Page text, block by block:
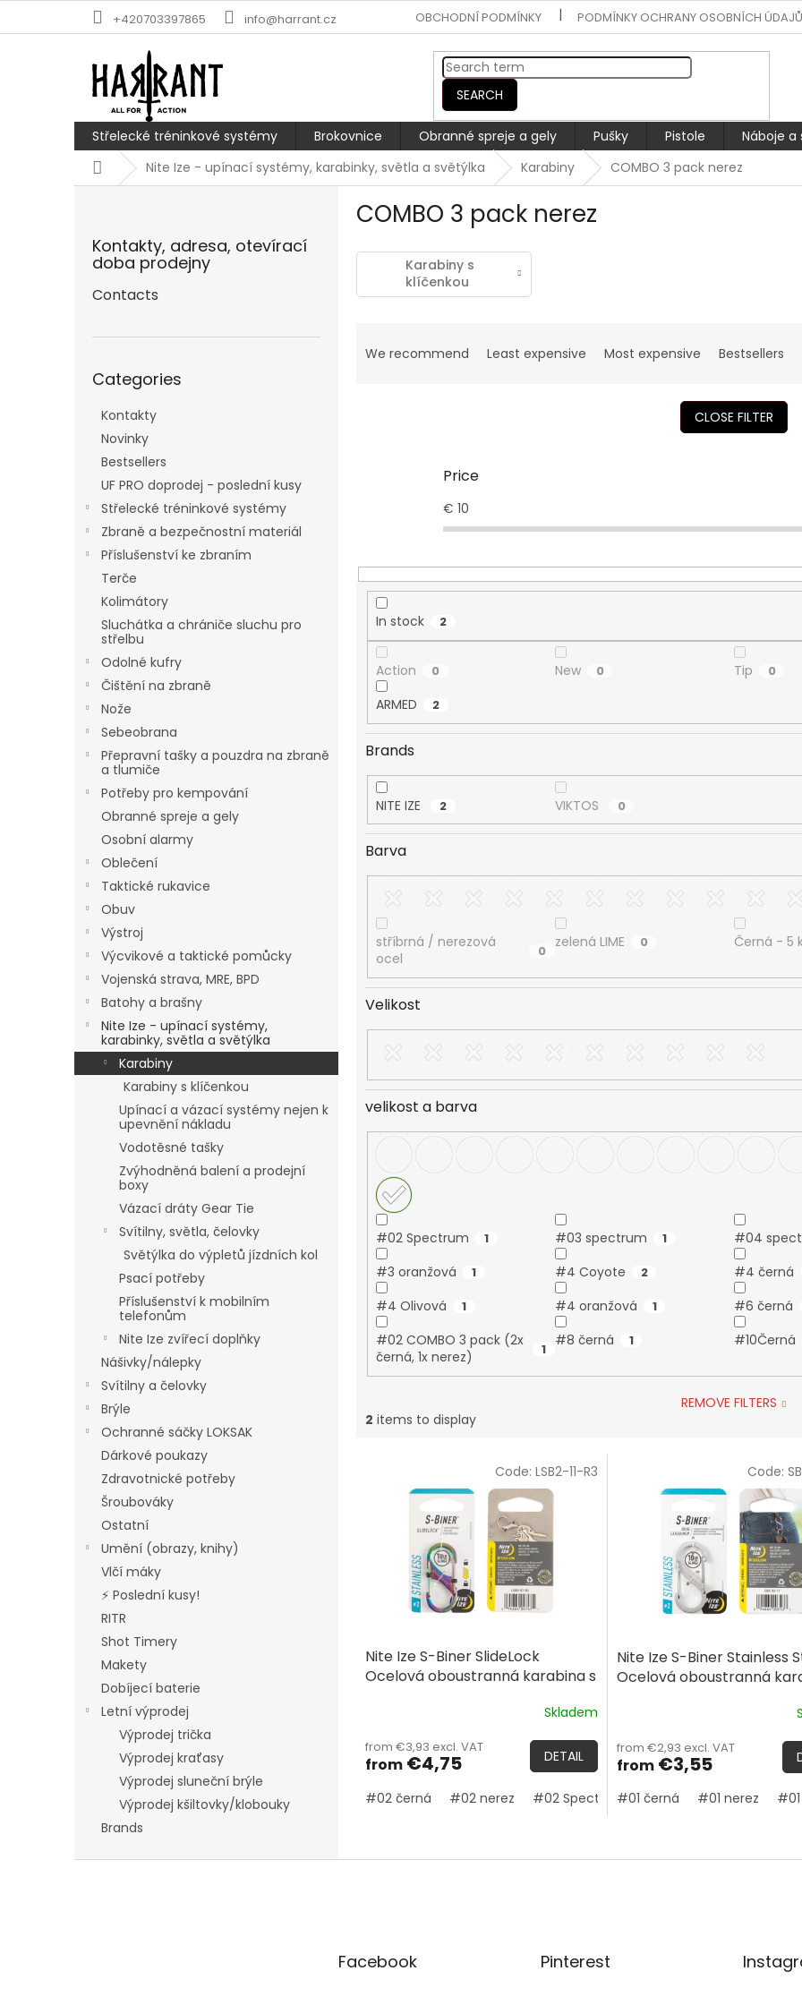
+420703397865 info@harrant.cz OBCHODNÍ PODMÍNKY PODMÍNKY OCHRANY OSOBNÍCH ÚDAJŮ
SEARCH
Střelecké tréninkové systémy Brokovnice Obranné spreje a gely Pušky Pistole Náboje a
HomeNite Ize - upínací systémy, karabinky, světla a světýlka Karabiny COMBO 3 pack nerez
Kontakty, adresa, otevírací
doba prodejny
Contacts
categories
Categories
Kontakty
Novinky
Bestsellers
UF PRO doprodej - poslední kusy
Střelecké tréninkové systémy
Zbraně a bezpečnostní materiál
Příslušenství ke zbraním
Terče
Kolimátory
Sluchátka a chrániče sluchu pro
střelbu
Odolné kufry
Čištění na zbraně
Nože
Sebeobrana
Přepravní tašky a pouzdra na zbraně
a tlumiče
Potřeby pro kempování
Obranné spreje a gely
Osobní alarmy
Oblečení
Taktické rukavice
Obuv
Výstroj
Výcvikové a taktické pomůcky
Vojenská strava, MRE, BPD
Batohy a brašny
Nite Ize - upínací systémy,
karabinky, světla a světýlka
Karabiny
Karabiny s klíčenkou
Upínací a vázací systémy nejen k
upevnění nákladu
Vodotěsné tašky
Zvýhodněná balení a prodejní
boxy
Vázací dráty Gear Tie
Svítilny, světla, čelovky
Světýlka do výpletů jízdních kol
Psací potřeby
Příslušenství k mobilním
telefonům
Nite Ize zvířecí doplňky
Nášivky/nálepky
Svítilny a čelovky
Brýle
Ochranné sáčky LOKSAK
Dárkové poukazy
Zdravotnické potřeby
Šroubováky
Ostatní
Umění (obrazy, knihy)
Vlčí máky
⚡ Poslední kusy!
RITR
Shot Timery
Makety
Dobíjecí baterie
Letní výprodej
Výprodej trička
Výprodej kraťasy
Výprodej sluneční brýle
Výprodej kšiltovky/klobouky
Brands
COMBO 3 pack nerez
Karabiny s
klíčenkou
n
g
We recommend Least expensive Most expensive Bestsellers
CLOSE FILTER
Price
€ 10
In stock 2
Action 0 New 0 Tip 0
ARMED 2
Brands
NITE IZE 2 VIKTOS 0
Barva
stříbrná / nerezová
ocel
0 zelená LIME 0 Černá - 5
Velikost
velikost a barva
#02 Spectrum 1 #03 spectrum 1 #04
#3 oranžová 1 #4 Coyote 2 #4 černá
#4 Olivová 1 #4 oranžová 1 #6 černá
#02 COMBO 3 pack (2x
černá, 1x nerez)
1 #8 černá 1 #10Černá
REMOVE FILTERS
2 items to display
c
Nite Ize S-Biner SlideLock
Ocelová oboustranná karabina s
product
rating
5,0
Skladem
from €3,93 excl. VAT
from €4,75 DETAIL
#02 černá #02 nerez #02 Spectrum #03 černá #03
Code: LSB2-11-R3
Nite Ize S-Biner Stainless
Ocelová oboustranná
product
rating
4,5
from €2,93 excl. VAT
from€3,55
#01 černá #01 nerez
Code:
i
Facebook Pinterest